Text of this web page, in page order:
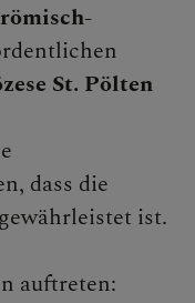
römisch-
St. Pölten
dass die
ist.
auftreten: